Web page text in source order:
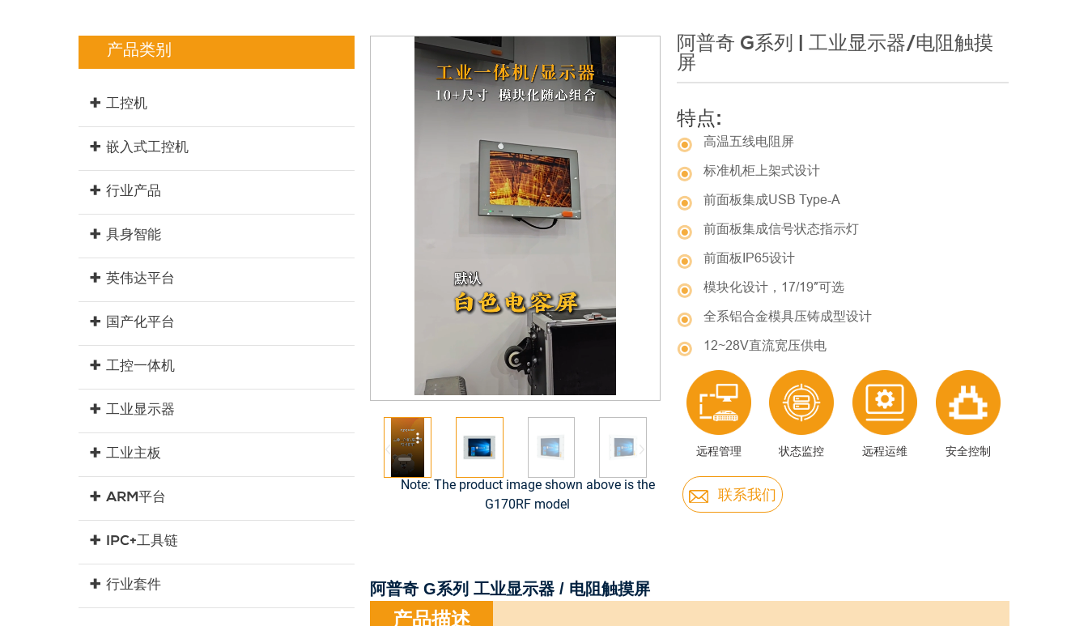
产品类别
工控机
嵌入式工控机
行业产品
具身智能
英伟达平台
国产化平台
工控一体机
工业显示器
工业主板
ARM平台
IPC+工具链
行业套件
Note: The product image shown above is the
G170RF model
阿普奇 G系列 | 工业显示器/电阻触摸
屏
特点:
高温五线电阻屏
标准机柜上架式设计
前面板集成USB Type-A
前面板集成信号状态指示灯
前面板IP65设计
模块化设计，17/19″可选
全系铝合金模具压铸成型设计
12~28V直流宽压供电
远程管理 状态监控 远程运维 安全控制
联系我们
阿普奇 G系列 工业显示器 / 电阻触摸屏
产品描述